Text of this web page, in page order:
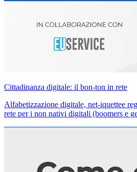
Cittadinanza digitale: il bon-ton in rete
Alfabetizzazione digitale, net-iquettee
rete per i non nativi digitali (boomers e